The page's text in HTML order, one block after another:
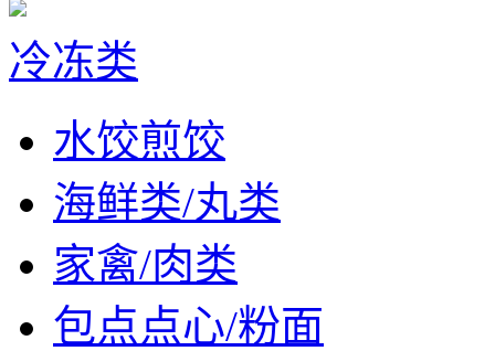
冷冻类
水饺煎饺
海鲜类/丸类
家禽/肉类
包点点心/粉面